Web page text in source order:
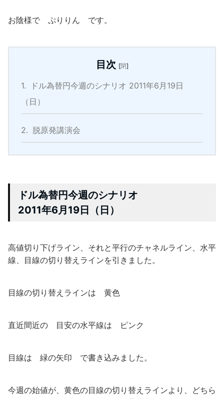
お陰様で ぷりりん です。
目次 [閉]
1.
ドル為替円今週のシナリオ 2011年6月19日
（日）
2. 脱原発講演会
ドル為替円今週のシナリオ
2011年6月19日（日）
高値切り下げライン、それと平行のチャネルライン、水平
線、目線の切り替えラインを引きました。
目線の切り替えラインは 黄色
直近間近の 目安の水平線は ピンク
目線は 緑の矢印 で書き込みました。
今週の始値が、黄色の目線の切り替えラインより、どちら